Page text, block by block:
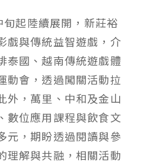
起陸續展開，新莊裕
戲與傳統益智遊戲，介
泰國、越南傳統遊戲體
動會，透過闖關活動拉
外，萬里、中和及金山
數位應用課程與飲食文
元，期盼透過閱讀與參
理解與共融，相關活動